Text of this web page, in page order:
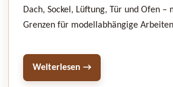
Dach, Sockel, Lüftung, Tür und Ofen –
Grenzen für modellabhängige
Weiterlesen →